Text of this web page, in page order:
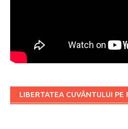
LIBERTATEA CUVÂNTULUI PE